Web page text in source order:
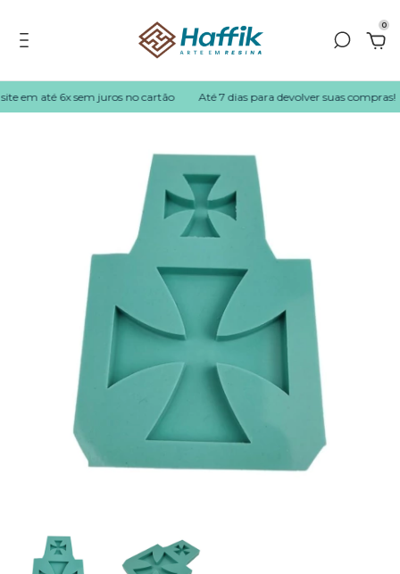
0
em até 6x sem juros no cartão Até 7 dias para devolver suas compras!